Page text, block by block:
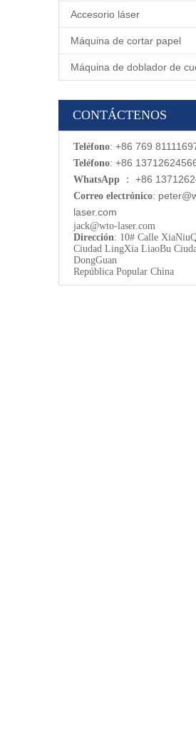
Accesorio láser
Máquina de cortar papel
CONTÁCTENOS
Teléfono: +86 769
Teléfono: +86
WhatsApp ： +86
Correo electrónico: p
laser.com
jack@wto-laser.com
Dirección: 10# Calle
Ciudad LingXia LiaoBu
DongGuan
República Popular China